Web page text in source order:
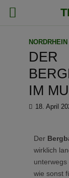
DER
IM
18. April
Der
wirklich
wie sonst